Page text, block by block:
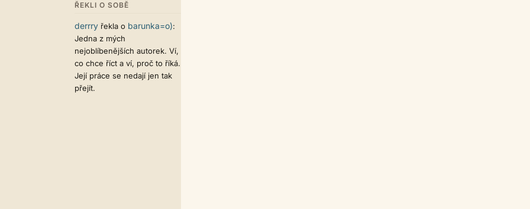
ŘEKLI O SOBĚ
derrry řekla o barunka=o):
Jedna z mých
nejoblíbenějších autorek. Ví,
co chce říct a ví, proč to říká.
Její práce se nedají jen tak
přejít.